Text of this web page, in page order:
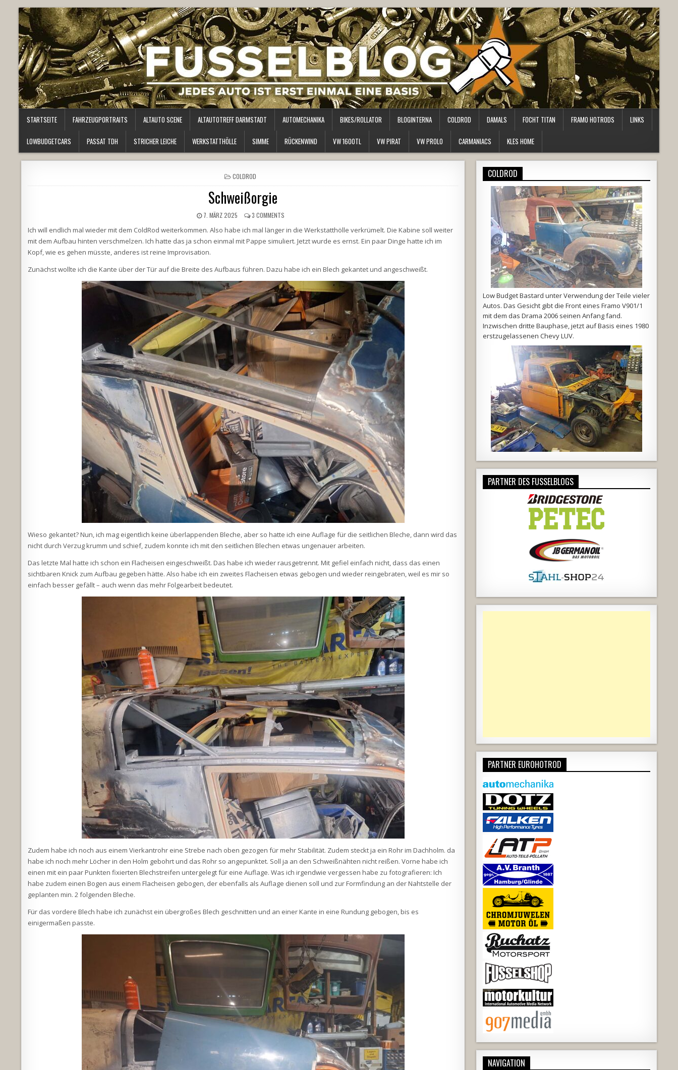
STARTSEITE FAHRZEUGPORTRAITS ALTAUTO SCENE ALTAUTOTREFF DARMSTADT AUTOMECHANIKA BIKES/ROLLATOR BLOGINTERNA COLDROD DAMALS FOCHT TITAN FRAMO HOTRODS LINKS
LOWBUDGETCARS PASSAT TDH STRICHER LEICHE WERKSTATTHÖLLE SIMME RÜCKENWIND VW 1600TL VW PIRAT VW PROLO CARMANIACS KLES HOME
POSTED
IN
COLDROD
Schweißorgie
7. MÄRZ 2025 3 COMMENTS
Ich will endlich mal wieder mit dem ColdRod weiterkommen. Also habe ich mal länger in die Werkstatthölle verkrümelt. Die Kabine soll weiter
mit dem Aufbau hinten verschmelzen. Ich hatte das ja schon einmal mit Pappe simuliert. Jetzt wurde es ernst. Ein paar Dinge hatte ich im
Kopf, wie es gehen müsste, anderes ist reine Improvisation.
Zunächst wollte ich die Kante über der Tür auf die Breite des Aufbaus führen. Dazu habe ich ein Blech gekantet und angeschweißt.
Wieso gekantet? Nun, ich mag eigentlich keine überlappenden Bleche, aber so hatte ich eine Auflage für die seitlichen Bleche, dann wird das
nicht durch Verzug krumm und schief, zudem konnte ich mit den seitlichen Blechen etwas ungenauer arbeiten.
Das letzte Mal hatte ich schon ein Flacheisen eingeschweißt. Das habe ich wieder rausgetrennt. Mit gefiel einfach nicht, dass das einen
sichtbaren Knick zum Aufbau gegeben hätte. Also habe ich ein zweites Flacheisen etwas gebogen und wieder reingebraten, weil es mir so
einfach besser gefällt – auch wenn das mehr Folgearbeit bedeutet.
Zudem habe ich noch aus einem Vierkantrohr eine Strebe nach oben gezogen für mehr Stabilität. Zudem steckt ja ein Rohr im Dachholm. da
habe ich noch mehr Löcher in den Holm gebohrt und das Rohr so angepunktet. Soll ja an den Schweißnähten nicht reißen. Vorne habe ich
einen mit ein paar Punkten fixierten Blechstreifen untergelegt für eine Auflage. Was ich irgendwie vergessen habe zu fotografieren: Ich
habe zudem einen Bogen aus einem Flacheisen gebogen, der ebenfalls als Auflage dienen soll und zur Formfindung an der Nahtstelle der
geplanten min. 2 folgenden Bleche.
Für das vordere Blech habe ich zunächst ein übergroßes Blech geschnitten und an einer Kante in eine Rundung gebogen, bis es
einigermaßen passte.
COLDROD
Low Budget Bastard unter Verwendung der Teile vieler
Autos. Das Gesicht gibt die Front eines Framo V901/1
mit dem das Drama 2006 seinen Anfang fand.
Inzwischen dritte Bauphase, jetzt auf Basis eines 1980
erstzugelassenen Chevy LUV.
PARTNER DES FUSSELBLOGS
PARTNER EUROHOTROD
NAVIGATION